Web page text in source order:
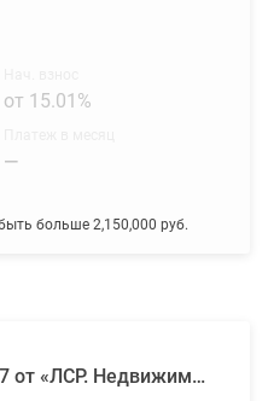
больше 2,150,000 руб.
от 15.01%
—
Рассрочка 50/50 до 2027 от «ЛСР. Недвижимость — Северо-Запад»